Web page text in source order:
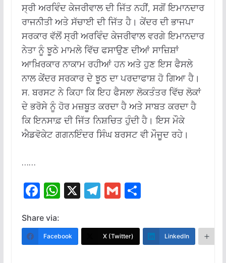
ਸ੍ਰੀ ਅਰਵਿੰਦ ਕੇਜਰੀਵਾਲ ਦੀ ਜਿੱਤ ਨਹੀਂ, ਸਗੋਂ ਇਮਾਨਦਾਰ
ਰਾਜਨੀਤੀ ਅਤੇ ਸੱਚਾਈ ਦੀ ਜਿੱਤ ਹੈ। ਕੇਂਦਰ ਦੀ ਭਾਜਪਾ
ਸਰਕਾਰ ਵੱਲੋਂ ਸ੍ਰੀ ਅਰਵਿੰਦ ਕੇਜਰੀਵਾਲ ਵਰਗੇ ਇਮਾਨਦਾਰ
ਨੇਤਾ ਨੂੰ ਝੂਠੇ ਮਾਮਲੇ ਵਿੱਚ ਫਸਾਉਣ ਦੀਆਂ ਸਾਜ਼ਿਸ਼ਾਂ
ਆਖ਼ਿਰਕਾਰ ਨਾਕਾਮ ਰਹੀਆਂ ਹਨ ਅਤੇ ਹੁਣ ਇਸ ਫੈਸਲੇ
ਨਾਲ ਕੇਂਦਰ ਸਰਕਾਰ ਦੇ ਝੂਠ ਦਾ ਪਰਦਾਫਾਸ਼ ਹੋ ਗਿਆ ਹੈ।
ਸ. ਬਰਸਟ ਨੇ ਕਿਹਾ ਕਿ ਇਹ ਫੈਸਲਾ ਲੋਕਤੰਤਰ ਵਿੱਚ ਲੋਕਾਂ
ਦੇ ਭਰੋਸੇ ਨੂੰ ਹੋਰ ਮਜ਼ਬੂਤ ਕਰਦਾ ਹੈ ਅਤੇ ਸਾਬਤ ਕਰਦਾ ਹੈ
ਕਿ ਇਨਸਾਫ਼ ਦੀ ਜਿੱਤ ਨਿਸ਼ਚਿਤ ਹੁੰਦੀ ਹੈ। ਇਸ ਮੌਕੇ
ਐਡਵੋਕੇਟ ਗਗਨਇੰਦਰ ਸਿੰਘ ਬਰਸਟ ਵੀ ਮੌਜੂਦ ਰਹੇ।
……
F
e
b
W
at
s
X T
e
gr
G
ai
l
S
ar
e
Share via:
Facebook X (Twitter) LinkedIn